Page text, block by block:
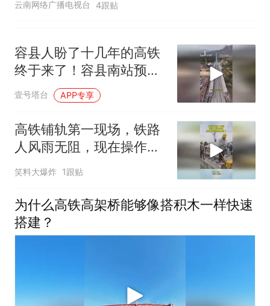
云南网络广播电视台 4跟贴
容县人盼了十几年的高铁
终于来了！容县南站预计
年底通车
壹号塔台 APP专享
高铁铺轨第一现场，铁路
人风雨无阻，现在操作越
来越高级了
笑料大爆炸 1跟贴
为什么高铁高架桥能够像搭积木一样快速
搭建？